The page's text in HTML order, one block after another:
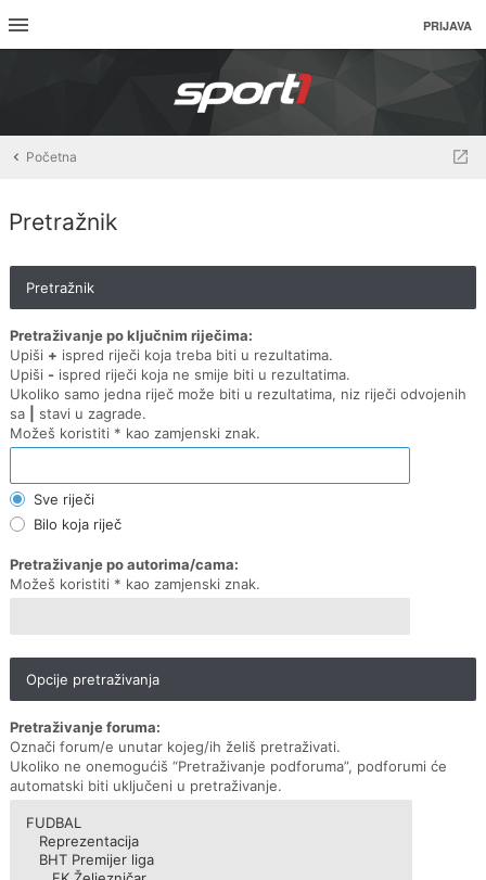
PRIJAVA
Početna
Pretražnik
Pretražnik
Pretraživanje po ključnim riječima:
Upiši + ispred riječi koja treba biti u rezultatima.
Upiši - ispred riječi koja ne smije biti u rezultatima.
Ukoliko samo jedna riječ može biti u rezultatima, niz riječi odvojenih
sa
stavi u zagrade.
Možeš koristiti * kao zamjenski znak.
Sve riječi
Bilo koja riječ
Pretraživanje po autorima/cama:
Možeš koristiti * kao zamjenski znak.
Opcije pretraživanja
Pretraživanje foruma:
Označi forum/e unutar kojeg/ih želiš pretraživati.
Ukoliko ne onemogućiš “Pretraživanje podforuma”, podforumi će
automatski biti uključeni u pretraživanje.